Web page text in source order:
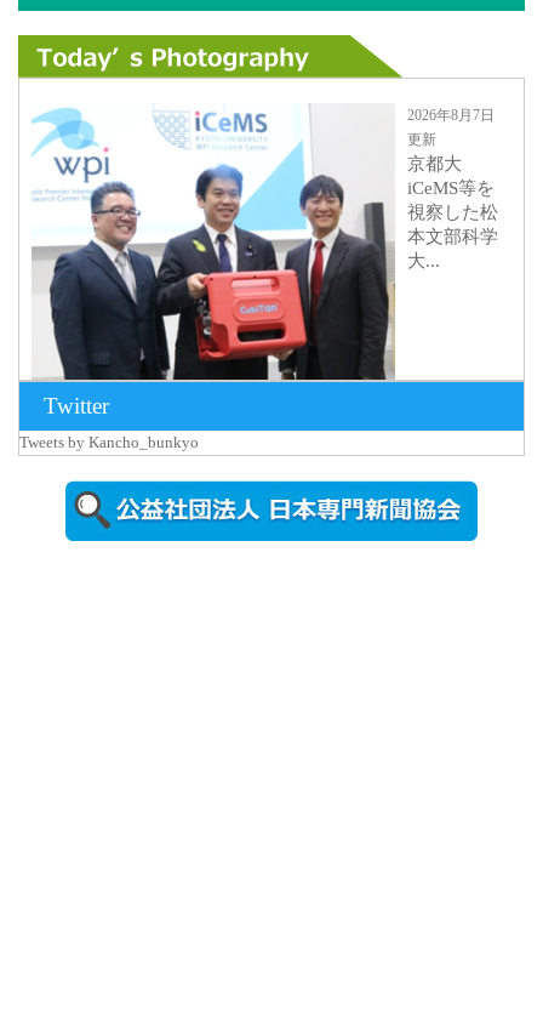
2026年8月7日
更新
京都大
iCeMS等を
視察した松
本文部科学
大...
2026年8月5日
更新
農工大で大
Twitter
Tweets by Kancho_bunkyo